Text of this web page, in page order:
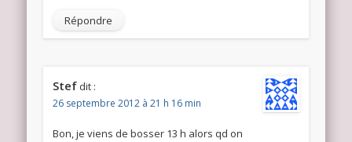
Répondre
Stef dit :
26 septembre 2012 à 21 h 16 min
Bon, je viens de bosser 13 h alors qd on